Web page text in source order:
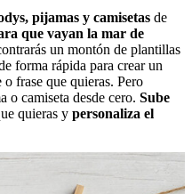
pijamas y camisetas de
que vayan la mar de
un montón de plantillas
forma rápida para crear un
frase que quieras. Pero
o camiseta desde cero. Sube
quieras y personaliza el